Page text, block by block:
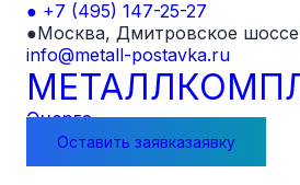
● +7 (495) 147-25-27
●Москва, Дмитровское шоссе
info@metall-postavka.ru
МЕТАЛЛ
Энерго
Оставить заявказаявку